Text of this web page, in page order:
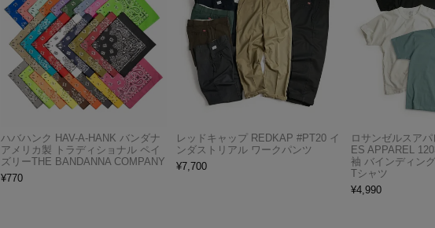
ハバハンク HAV-A-HANK バンダナ
アメリカ製 トラディショナル ペイ
ズリーTHE BANDANNA COMPANY
¥770
レッドキャップ REDKAP #PT20 イ
ンダストリアル ワークパンツ
¥7,700
ロサンゼルスア
ES APPAREL
袖 バインディン
Tシャツ
¥4,990